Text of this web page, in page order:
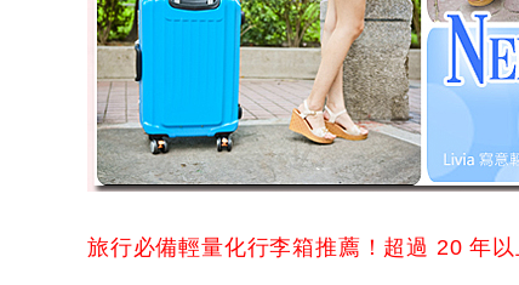
旅行必備輕量化行李箱推薦！超過 20 年